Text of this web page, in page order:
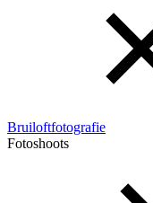
Bruiloftfotografie
Fotoshoots